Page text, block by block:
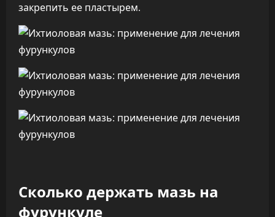
закрепить ее пластырем.
Сколько держать мазь на
фурункуле